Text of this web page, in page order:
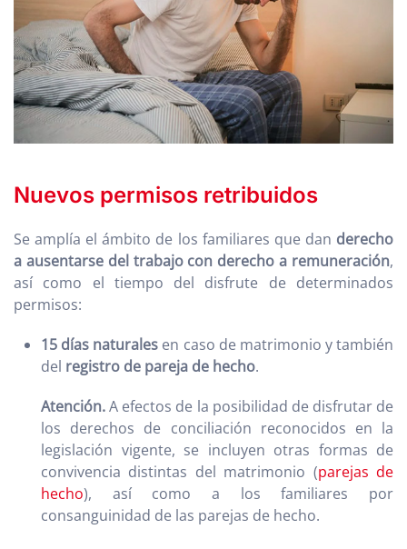
Nuevos permisos retribuidos
Se amplía el ámbito de los familiares que dan derecho
a ausentarse del trabajo con derecho a remuneración,
así como el tiempo del disfrute de determinados
permisos:
15 días naturales en caso de matrimonio y también
del registro de pareja de hecho.
Atención.A efectos de la posibilidad de disfrutar de
los derechos de conciliación reconocidos en la
legislación vigente, se incluyen otras formas de
convivencia distintas del matrimonio (parejas de
hecho), así como a los familiares por
consanguinidad de las parejas de hecho.